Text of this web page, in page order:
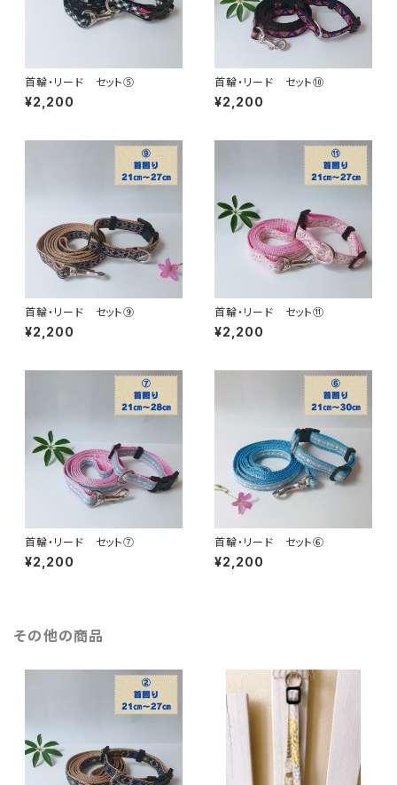
首輪・リード セット⑤
¥2,200
首輪・リード セット⑩
¥2,200
首輪・リード セット⑨
¥2,200
首輪・リード セット⑪
¥2,200
首輪・リード セット⑦
¥2,200
首輪・リード セット⑥
¥2,200
その他の商品